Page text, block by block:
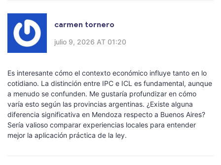
carmen tornero
julio 9, 2026 AT 01:20
Es interesante cómo el contexto económico influye tanto en lo
cotidiano. La distinción entre IPC e ICL es fundamental, aunque
a menudo se confunden. Me gustaría profundizar en cómo
varía esto según las provincias argentinas. ¿Existe alguna
diferencia significativa en Mendoza respecto a Buenos Aires?
Sería valioso comparar experiencias locales para entender
mejor la aplicación práctica de la ley.